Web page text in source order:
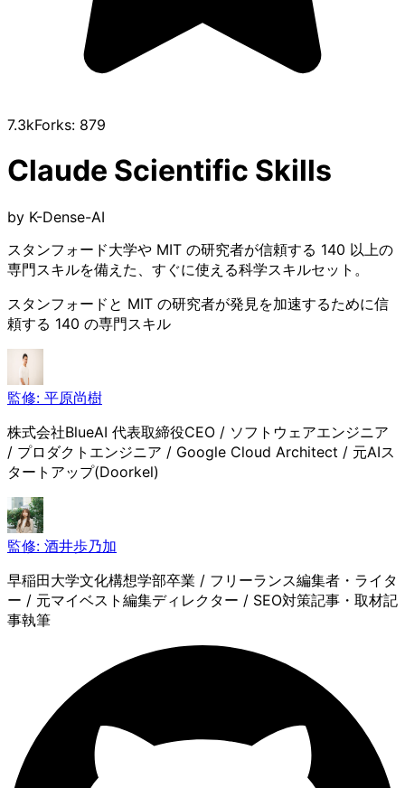
7.3kForks: 879
Claude Scientific Skills
by K-Dense-AI
スタンフォード大学や MIT の研究者が信頼する 140 以上の
専門スキルを備えた、すぐに使える科学スキルセット。
スタンフォードと MIT の研究者が発見を加速するために信
頼する 140 の専門スキル
監修: 平原尚樹
株式会社BlueAI 代表取締役CEO / ソフトウェアエンジニア
/ プロダクトエンジニア / Google Cloud Architect / 元AIス
タートアップ(Doorkel)
監修: 酒井歩乃加
早稲田大学文化構想学部卒業 / フリーランス編集者・ライタ
ー / 元マイベスト編集ディレクター / SEO対策記事・取材記
事執筆